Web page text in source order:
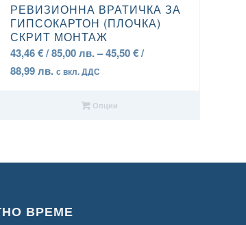
РЕВИЗИОННА ВРАТИЧКА ЗА
ГИПСОКАРТОН (ПЛОЧКА)
СКРИТ МОНТАЖ
43,46€/ 85,00 лв.– 45,50€/
88,99 лв.Price
43,46 €
с вкл. ДДС
Опции
ВРЕМЕ